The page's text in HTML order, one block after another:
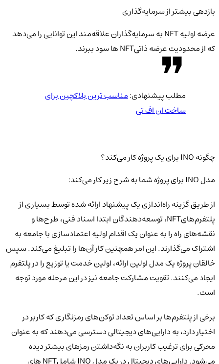
بازدهی بیشتر از سرمایه‌گذاری
عرضه اولیه NFT به سرمایه‌گذاران علاقه‌مند این توانایی را می‌دهد
که از محدودیت عرضه ذاتیNFT ها سود ببرند.
مطلب پیشنهادی:مناسب ترین بلاکچین برای
ساخت ان اف تی
چگونه INO برای یک پروژه کار می‌کند؟
مدل INO برای پروژه شما به شرح زیر کار می‌کند:
از طریق گزینه راه‌اندازی یک پیشنهاد ارائه شده توسط بسیاری از
پلتفرم‌هایNFT، توسعه‌دهندگان ابتدا اسناد فنی، طرح‌ها و
نقشه‌های راه را به عنوان یک اقدام اولیه اعتمادسازی با جامعه به
اشتراک می‌گذارند. این امر همچنین کار آن‌ها را تبلیغ می‌کند. سپس
خالقان پروژه یک مدل اولین ارائه، اولین خدمت یا توزیع را در پلتفرم
ایجاد می‌کنند. تقویت مشارکت جامعه نیز در این مرحله مورد توجه
است.
برخی از پلتفرم‌ها بر اساس تعداد توکن‌های رمزنگاری که کاربر در
اختیار دارد، به دارایی‌های دیجیتالی دسترسی می‌دهند که به عنوان
محرکی برای ترغیب کاربران به نگه‌داشتن رمزهای بیشتر دیده
می‌شود. دارایی‌های دیجیتال در یک مدل INO شاملNFT های